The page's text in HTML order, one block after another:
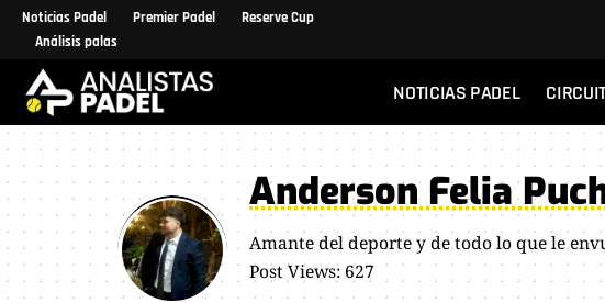
Noticias Padel Premier Padel
Reserve Cup
Análisis palas
NOTICIAS PADEL
Anderson Felia
Amante del deporte y de todo lo que le
Post Views: 627